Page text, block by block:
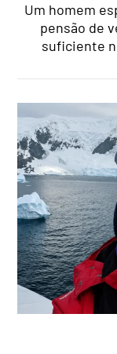
Um homem
pensão de
suficiente